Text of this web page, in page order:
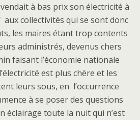
à bas prix son électricité à
collectivités qui se sont donc
les maires étant trop contents
administrés, devenus chers
faisant l’économie nationale
est plus chère et les
leurs sous, en l’occurrence
à se poser des questions
éclairage toute la nuit qui n’est